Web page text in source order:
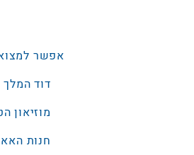
אפשר
דוד המלך 1, תל אביב. סמוך לכיכר רבין 0775523753
מוזיאון הטבע.
חנות האאוטלט, זימן